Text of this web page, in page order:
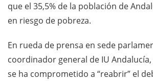
que el 35,5% de la población de
en riesgo de pobreza.
En rueda de prensa en sede
coordinador general de IU
se ha comprometido a “reabrir” el